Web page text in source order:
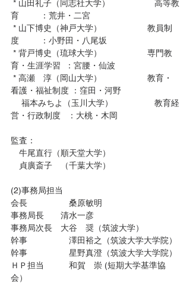
育 　　 ：荒井・二宮
度 　　 ：小野田・八尾坂
育・生涯学習  ：宮腰・仙波
看護・福祉制度 ：窪田・河野
福本みちよ（玉川大学）	　　　教育経
営・行政制度   ：大桃・木岡
監査：
牛尾直行（順天堂大学）
貞廣斎子　（千葉大学）
(2)事務局担当
会長　　　　　桑原敏明
事務局長　　清水一彦
事務局次長　大谷　奨（筑波大学）
幹事　　　　　澤田裕之（筑波大学大学院）
幹事　　　　　星野真澄（筑波大学大学院）
ＨＰ担当　　　和賀　崇 (短期大学基準協
会）